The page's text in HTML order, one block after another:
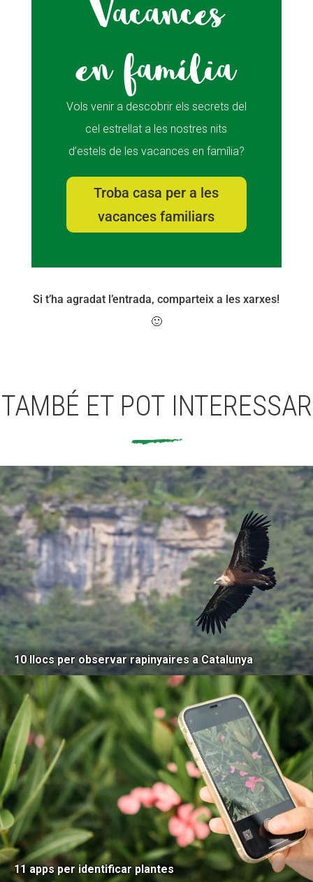
en família
Vols venir a descobrir els secrets del
cel estrellat a les nostres nits
d’estels de les vacances en família?
Troba casa per a les
vacances familiars
Si t’ha agradat l’entrada, comparteix a les xarxes!
🙂
TAMBÉ ET POT INTERESSAR
10 llocs per observar rapinyaires a Catalunya
11 apps per identificar plantes